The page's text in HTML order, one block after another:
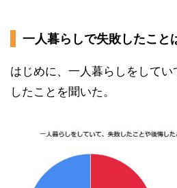
一人暮らしで失敗したこと
はじめに、一人暮らしをして
したことを聞いた。